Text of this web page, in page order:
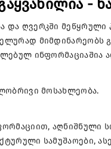
-
ღვერკში მეწყრული
მიმდინარეობს
ინფორმაციაშია
მოსახლეობა.
აღნიშნული
სამუშაოები,